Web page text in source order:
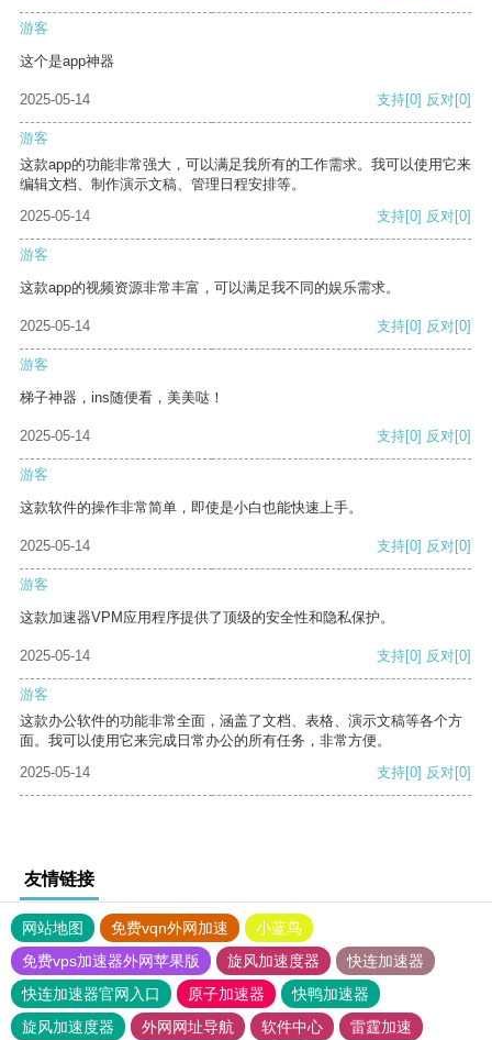
游客
这个是app神器
2025-05-14 支持[0] 反对[0]
游客
这款app的功能非常强大，可以满足我所有的工作需求。我可以使用它来
编辑文档、制作演示文稿、管理日程安排等。
2025-05-14
支持[0] 反对[0]
游客
这款app的视频资源非常丰富，可以满足我不同的娱乐需求。
2025-05-14 支持[0] 反对[0]
游客
梯子神器，ins随便看，美美哒！
2025-05-14 支持[0] 反对[0]
游客
这款软件的操作非常简单，即使是小白也能快速上手。
2025-05-14 支持[0] 反对[0]
游客
这款加速器VPM应用程序提供了顶级的安全性和隐私保护。
2025-05-14 支持[0] 反对[0]
游客
这款办公软件的功能非常全面，涵盖了文档、表格、演示文稿等各个方
面。我可以使用它来完成日常办公的所有任务，非常方便。
2025-05-14
支持[0] 反对[0]
友情链接
网站地图 免费vqn外网加速
小蓝鸟
免费vps加速器外网苹果版
旋风加速度器
快连加速器
快连加速器官网入口
原子加速器
快鸭加速器
旋风加速度器
外网网址导航 软件中心
雷霆加速